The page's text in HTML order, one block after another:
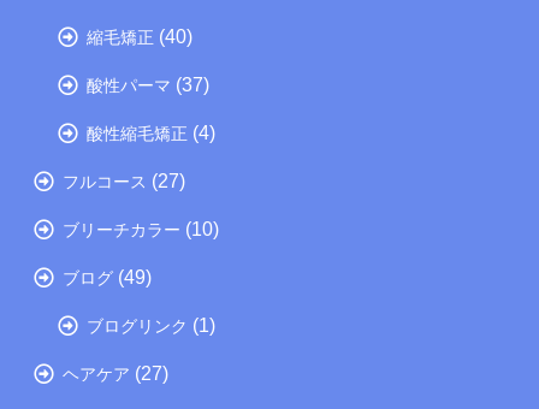
縮毛矯正 (40)
酸性パーマ (37)
酸性縮毛矯正 (4)
フルコース (27)
ブリーチカラー (10)
ブログ (49)
ブログリンク (1)
ヘアケア (27)